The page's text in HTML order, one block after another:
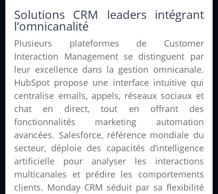
Solutions CRM leaders intégrant
l’omnicanalité
Plusieurs plateformes de Customer
Interaction Management se distinguent par
leur excellence dans la gestion omnicanale.
HubSpot propose une interface intuitive qui
centralise emails, appels, réseaux sociaux et
chat en direct, tout en offrant des
fonctionnalités marketing automation
avancées. Salesforce, référence mondiale du
secteur, déploie des capacités d’intelligence
artificielle pour analyser les interactions
multicanales et prédire les comportements
clients. Monday CRM séduit par sa flexibilité